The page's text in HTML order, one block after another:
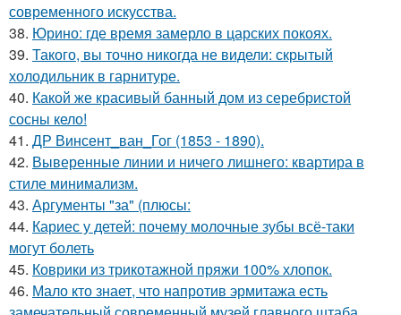
современного искусства.
38. Юрино: где время замерло в царских покоях.
39. Такого, вы точно никогда не видели: скрытый
холодильник в гарнитуре.
40. Какой же красивый банный дом из серебристой
сосны кело!
41. ДР Винсент_ван_Гог (1853 - 1890).
42. Выверенные линии и ничего лишнего: квартира в
стиле минимализм.
43. Аргументы "за" (плюсы:
44. Кариес у детей: почему молочные зубы всё-таки
могут болеть
45. Коврики из трикотажной пряжи 100% хлопок.
46. Мало кто знает, что напротив эрмитажа есть